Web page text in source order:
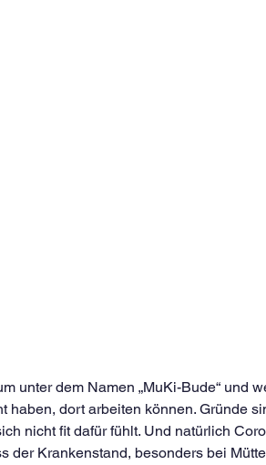
unter dem Namen „MuKi-Bude“ und
haben, dort arbeiten können. Gründe
nicht fit dafür fühlt. Und natürlich
der Krankenstand, besonders bei